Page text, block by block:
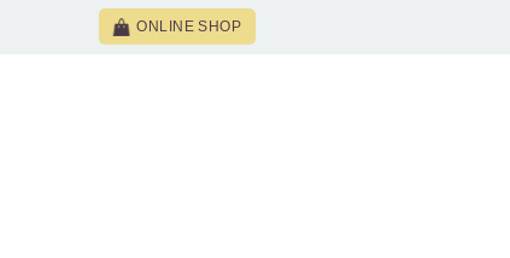
ONLINE SHOP